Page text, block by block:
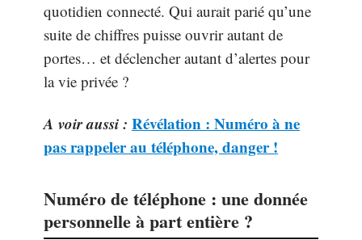
quotidien connecté. Qui aurait parié qu’une
suite de chiffres puisse ouvrir autant de
portes… et déclencher autant d’alertes pour
la vie privée ?
A voir aussi : Révélation : Numéro à ne
pas rappeler au téléphone, danger !
Numéro de téléphone : une donnée
personnelle à part entière ?